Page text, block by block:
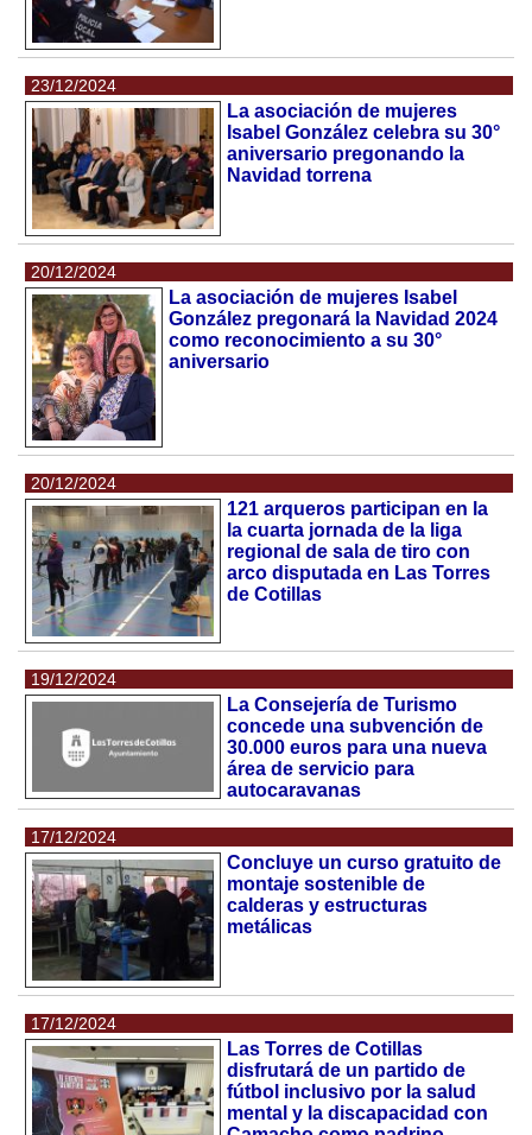
23/12/2024
La asociación de mujeres
Isabel González celebra su 30°
aniversario pregonando la
Navidad torrena
20/12/2024
La asociación de mujeres Isabel
González pregonará la Navidad 2024
como reconocimiento a su 30°
aniversario
20/12/2024
121 arqueros participan en la
la cuarta jornada de la liga
regional de sala de tiro con
arco disputada en Las Torres
de Cotillas
19/12/2024
La Consejería de Turismo
concede una subvención de
30.000 euros para una nueva
área de servicio para
autocaravanas
17/12/2024
Concluye un curso gratuito de
montaje sostenible de
calderas y estructuras
metálicas
17/12/2024
Las Torres de Cotillas
disfrutará de un partido de
fútbol inclusivo por la salud
mental y la discapacidad con